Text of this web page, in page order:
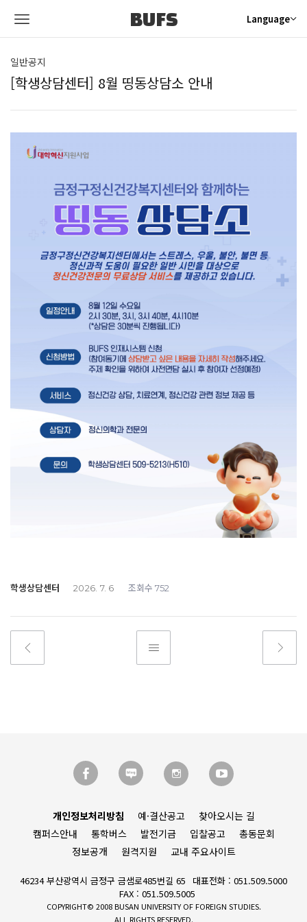
BUFS Language
일반공지
[학생상담센터] 8월 띵동상담소 안내
학생상담센터 2026. 7. 6 조회수 752
개인정보처리방침 예·결산공고
찾아오시는 길
캠퍼스안내
통학버스 발전기금 입찰공고
총동문회
정보공개
원격지원 교내 주요사이트
46234 부산광역시 금정구 금샘로485번길 65
대표전화 : 051.509.5000
FAX : 051.509.5005
COPYRIGHT© 2008 BUSAN UNIVERSITY OF FOREIGN STUDIES.
ALL RIGHTS RESERVED.